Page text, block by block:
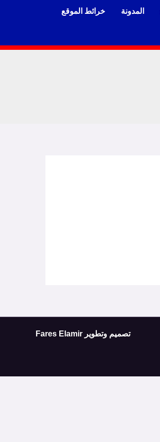
المدونة خرائط الموقع
تصميم وتطوير Fares Elamir